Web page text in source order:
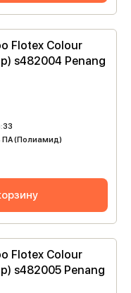
Flotex Colour
s482004 Penang
33
ПА (Полиамид)
Flotex Colour
s482005 Penang